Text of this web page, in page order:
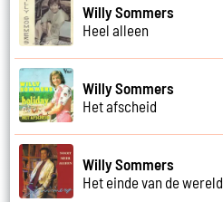
Willy Sommers
Heel alleen
Willy Sommers
Het afscheid
Willy Sommers
Het einde van de wereld